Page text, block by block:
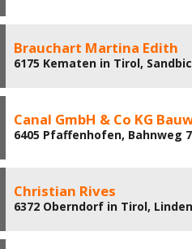
Brauchart Martina Edith
6175 Kematen in Tirol,
Canal GmbH & Co KG
6405 Pfaffenhofen, Bahnweg
Christian Rives
6372 Oberndorf in Tirol,